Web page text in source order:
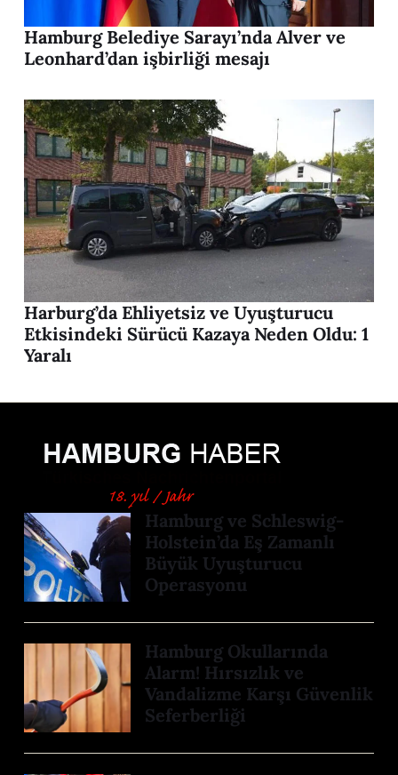
Hamburg Belediye Sarayı’nda Alver ve
Leonhard’dan işbirliği mesajı
Harburg’da Ehliyetsiz ve Uyuşturucu
Etkisindeki Sürücü Kazaya Neden Oldu: 1
Yaralı
Hamburg ve Schleswig-
Holstein’da Eş Zamanlı
Büyük Uyuşturucu
Operasyonu
Hamburg Okullarında
Alarm! Hırsızlık ve
Vandalizme Karşı Güvenlik
Seferberliği